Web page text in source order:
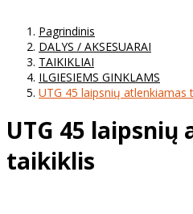
Pagrindinis
DALYS / AKSESUARAI
TAIKIKLIAI
ILGIESIEMS GINKLAMS
UTG 45 laipsnių atlenkiamas
UTG 45
taikiklis